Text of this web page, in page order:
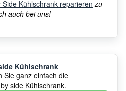
Side Kühlschrank reparieren zu
auch bei uns!
Kühlschrank
Sie ganz einfach die
side Kühlschrank.